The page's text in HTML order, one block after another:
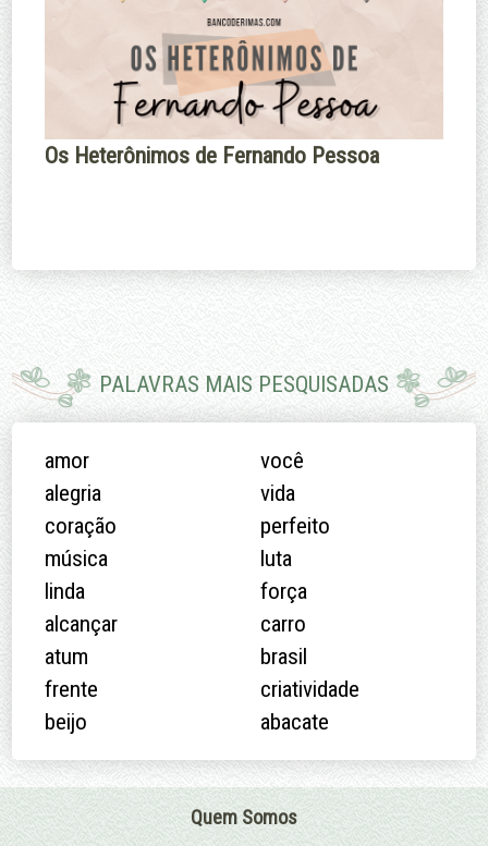
Os Heterônimos de Fernando Pessoa
PALAVRAS MAIS PESQUISADAS
amor
você
alegria
vida
coração
perfeito
música
luta
linda
força
alcançar
carro
atum
brasil
frente
criatividade
beijo
abacate
Quem Somos